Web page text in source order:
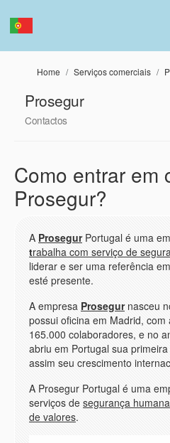
Home Serviços comerciais
Prosegur
Contactos
Como entrar em
Prosegur?
A ProsegurPortugal é uma
trabalha com serviço de
liderar e ser uma referência
esté presente.
A empresa Prosegurnasceu
possui oficina em Madrid,
165.000 colaboradores, e no
abriu em Portugal sua
assim seu crescimento
A Prosegur Portugal é uma
serviços de segurança humana
de valores.